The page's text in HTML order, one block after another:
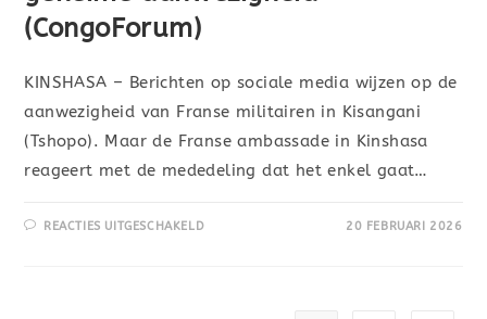
(CongoForum)
KINSHASA – Berichten op sociale media wijzen op de
aanwezigheid van Franse militairen in Kisangani
(Tshopo). Maar de Franse ambassade in Kinshasa
reageert met de mededeling dat het enkel gaat…
REACTIES UITGESCHAKELD 20 FEBRUARI 2026